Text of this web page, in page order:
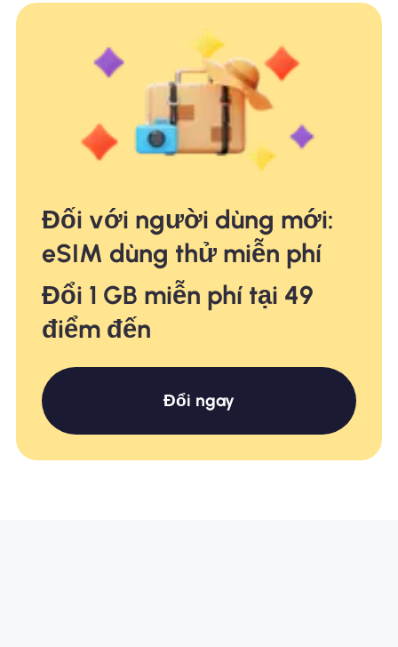
Đối với người dùng mới:
eSIM dùng thử miễn phí
Đổi 1 GB miễn phí tại 49
điểm đến
Đổi ngay